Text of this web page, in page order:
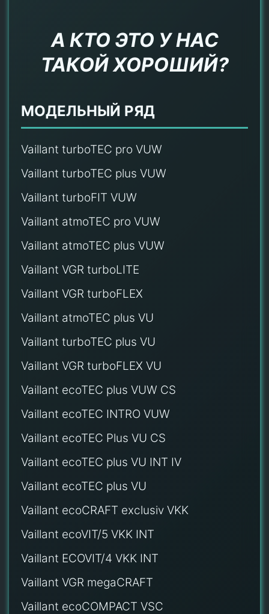
А КТО ЭТО У НАС
ТАКОЙ ХОРОШИЙ?
МОДЕЛЬНЫЙ РЯД
Vaillant turboTEC pro VUW
Vaillant turboTEC plus VUW
Vaillant turboFIT VUW
Vaillant atmoTEC pro VUW
Vaillant atmoTEC plus VUW
Vaillant VGR turboLITE
Vaillant VGR turboFLEX
Vaillant atmoTEC plus VU
Vaillant turboTEC plus VU
Vaillant VGR turboFLEX VU
Vaillant ecoTEC plus VUW CS
Vaillant ecoTEC INTRO VUW
Vaillant ecoTEC Plus VU CS
Vaillant ecoTEC plus VU INT IV
Vaillant ecoTEC plus VU
Vaillant ecoCRAFT exclusiv VKK
Vaillant ecoVIT/5 VKK INT
Vaillant ECOVIT/4 VKK INT
Vaillant VGR megaCRAFT
Vaillant ecoCOMPACT VSC